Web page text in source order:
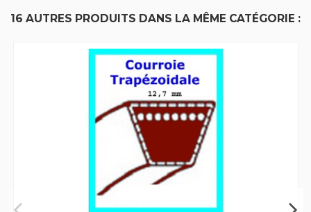
16 AUTRES PRODUITS DANS LA MÊME CATÉGORIE :